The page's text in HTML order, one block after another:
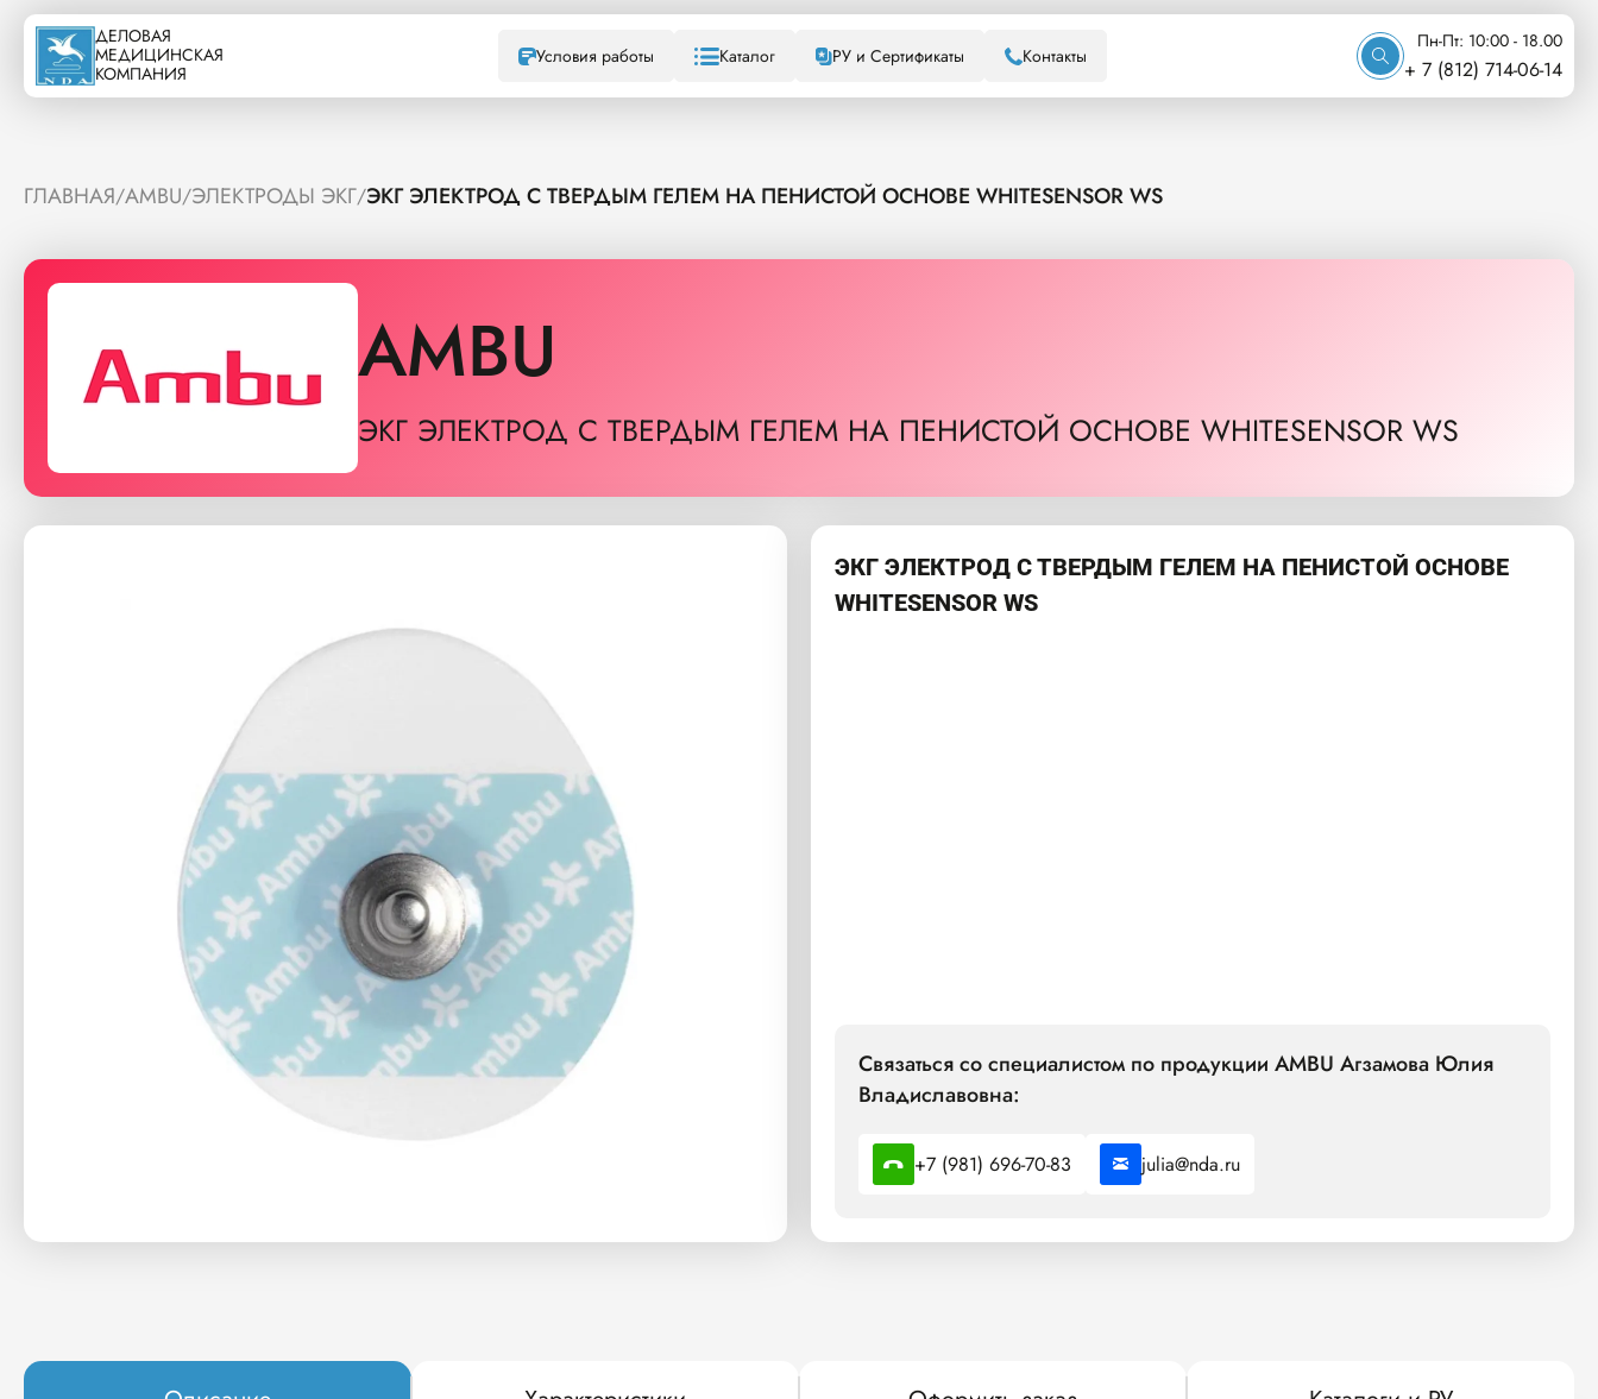
ДЕЛОВАЯ
МЕДИЦИНСКАЯ
КОМПАНИЯ
Условия работы Каталог РУ и Сертификаты Контакты
Пн-Пт: 10:00 - 18.00
+ 7 (812) 714-06-14
ГЛАВНАЯ/AMBU/ЭЛЕКТРОДЫ ЭКГ/ЭКГ ЭЛЕКТРОД С ТВЕРДЫМ ГЕЛЕМ НА ПЕНИСТОЙ ОСНОВЕ WHITESENSOR WS
AMBU
ЭКГ ЭЛЕКТРОД С ТВЕРДЫМ ГЕЛЕМ НА ПЕНИСТОЙ ОСНОВЕ WHITESENSOR WS
ЭКГ ЭЛЕКТРОД С ТВЕРДЫМ ГЕЛЕМ НА ПЕНИСТОЙ ОСНОВЕ
WHITESENSOR WS
Связаться со специалистом по продукции AMBU Агзамова Юлия
Владиславовна:
+7 (981) 696-70-83 julia@nda.ru